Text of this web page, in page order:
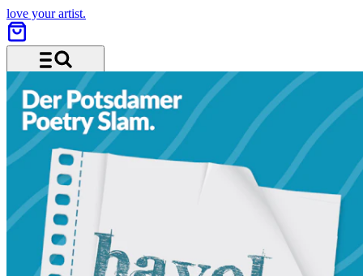
love your artist.
Menü und Suche